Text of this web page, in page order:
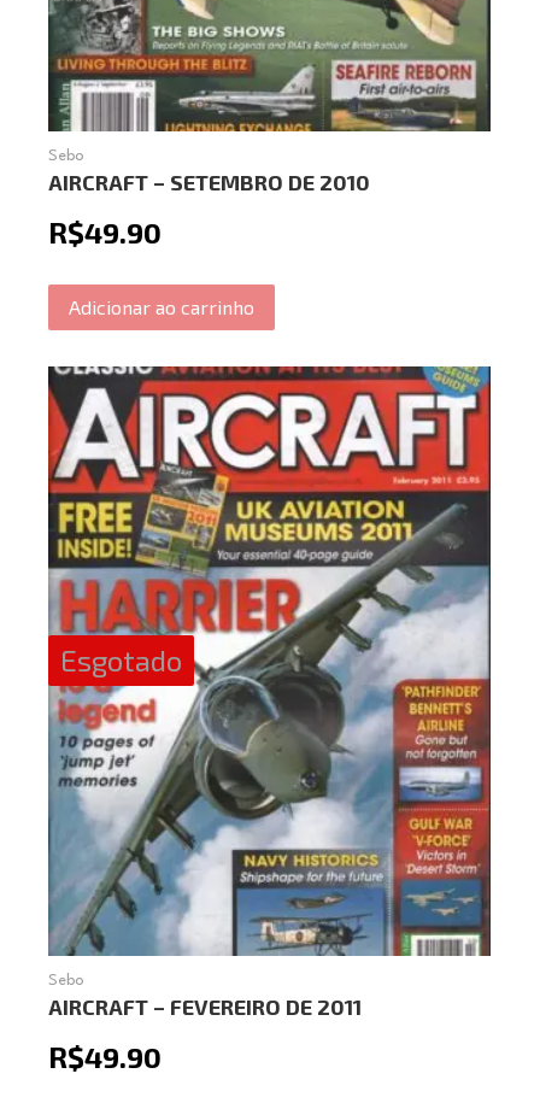
Sebo
AIRCRAFT – SETEMBRO DE 2010
R$49.90
Adicionar ao carrinho
Esgotado
Sebo
AIRCRAFT – FEVEREIRO DE 2011
R$49.90